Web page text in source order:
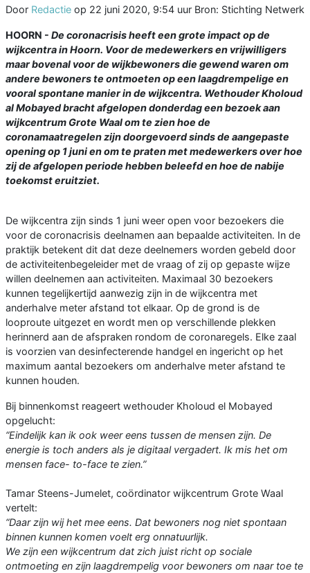
Door Redactie op 22 juni 2020, 9:54 uur Bron: Stichting Netwerk
HOORN - De coronacrisis heeft een grote impact op de
wijkcentra in Hoorn. Voor de medewerkers en vrijwilligers
maar bovenal voor de wijkbewoners die gewend waren om
andere bewoners te ontmoeten op een laagdrempelige en
vooral spontane manier in de wijkcentra. Wethouder Kholoud
al Mobayed bracht afgelopen donderdag een bezoek aan
wijkcentrum Grote Waal om te zien hoe de
coronamaatregelen zijn doorgevoerd sinds de aangepaste
opening op 1 juni en om te praten met medewerkers over hoe
zij de afgelopen periode hebben beleefd en hoe de nabije
toekomst eruitziet.
De wijkcentra zijn sinds 1 juni weer open voor bezoekers die
voor de coronacrisis deelnamen aan bepaalde activiteiten. In de
praktijk betekent dit dat deze deelnemers worden gebeld door
de activiteitenbegeleider met de vraag of zij op gepaste wijze
willen deelnemen aan activiteiten. Maximaal 30 bezoekers
kunnen tegelijkertijd aanwezig zijn in de wijkcentra met
anderhalve meter afstand tot elkaar. Op de grond is de
looproute uitgezet en wordt men op verschillende plekken
herinnerd aan de afspraken rondom de coronaregels. Elke zaal
is voorzien van desinfecterende handgel en ingericht op het
maximum aantal bezoekers om anderhalve meter afstand te
kunnen houden.
Bij binnenkomst reageert wethouder Kholoud el Mobayed
opgelucht:
“Eindelijk kan ik ook weer eens tussen de mensen zijn. De
energie is toch anders als je digitaal vergadert. Ik mis het om
mensen face- to-face te zien.”
Tamar Steens-Jumelet, coördinator wijkcentrum Grote Waal
vertelt:
“Daar zijn wij het mee eens. Dat bewoners nog niet spontaan
binnen kunnen komen voelt erg onnatuurlijk.
We zijn een wijkcentrum dat zich juist richt op sociale
ontmoeting en zijn laagdrempelig voor bewoners om naar toe te